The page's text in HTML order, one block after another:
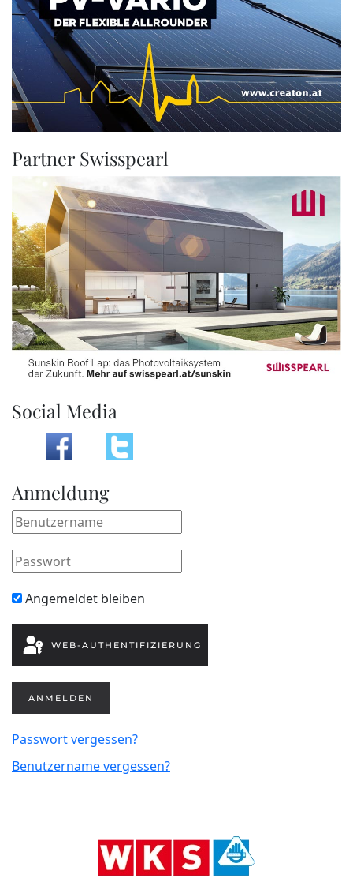
Partner Swisspearl
Social Media
Anmeldung
Angemeldet bleiben
WEB-AUTHENTIFIZIERUNG
ANMELDEN
Passwort vergessen?
Benutzername vergessen?